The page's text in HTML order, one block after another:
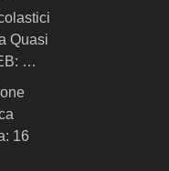
Quasi
…
16